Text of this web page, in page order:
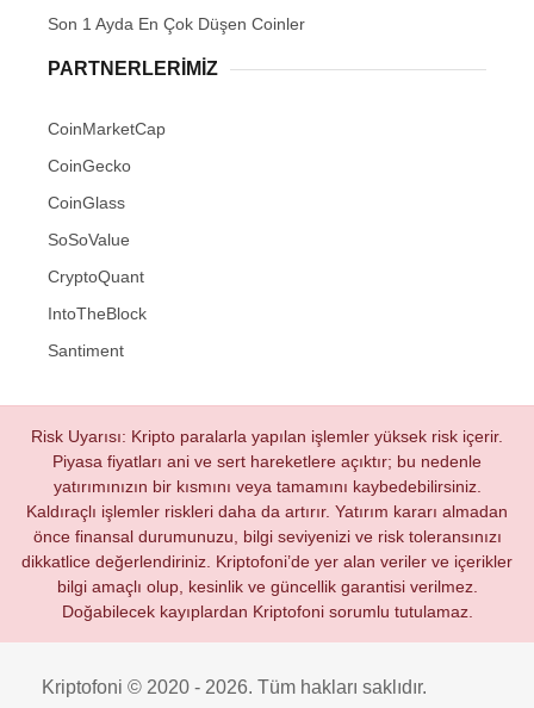
Son 1 Ayda En Çok Düşen Coinler
PARTNERLERIMIZ
CoinMarketCap
CoinGecko
CoinGlass
SoSoValue
CryptoQuant
IntoTheBlock
Santiment
Risk Uyarısı: Kripto paralarla yapılan işlemler yüksek risk içerir.
Piyasa fiyatları ani ve sert hareketlere açıktır; bu nedenle
yatırımınızın bir kısmını veya tamamını kaybedebilirsiniz.
Kaldıraçlı işlemler riskleri daha da artırır. Yatırım kararı almadan
önce finansal durumunuzu, bilgi seviyenizi ve risk toleransınızı
dikkatlice değerlendiriniz. Kriptofoni’de yer alan veriler ve içerikler
bilgi amaçlı olup, kesinlik ve güncellik garantisi verilmez.
Doğabilecek kayıplardan Kriptofoni sorumlu tutulamaz.
Kriptofoni © 2020 - 2026. Tüm hakları saklıdır.